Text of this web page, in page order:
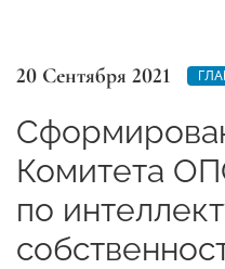
20 Сентября 2021
Комитета
по